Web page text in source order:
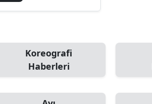
Koreografi
Haberleri